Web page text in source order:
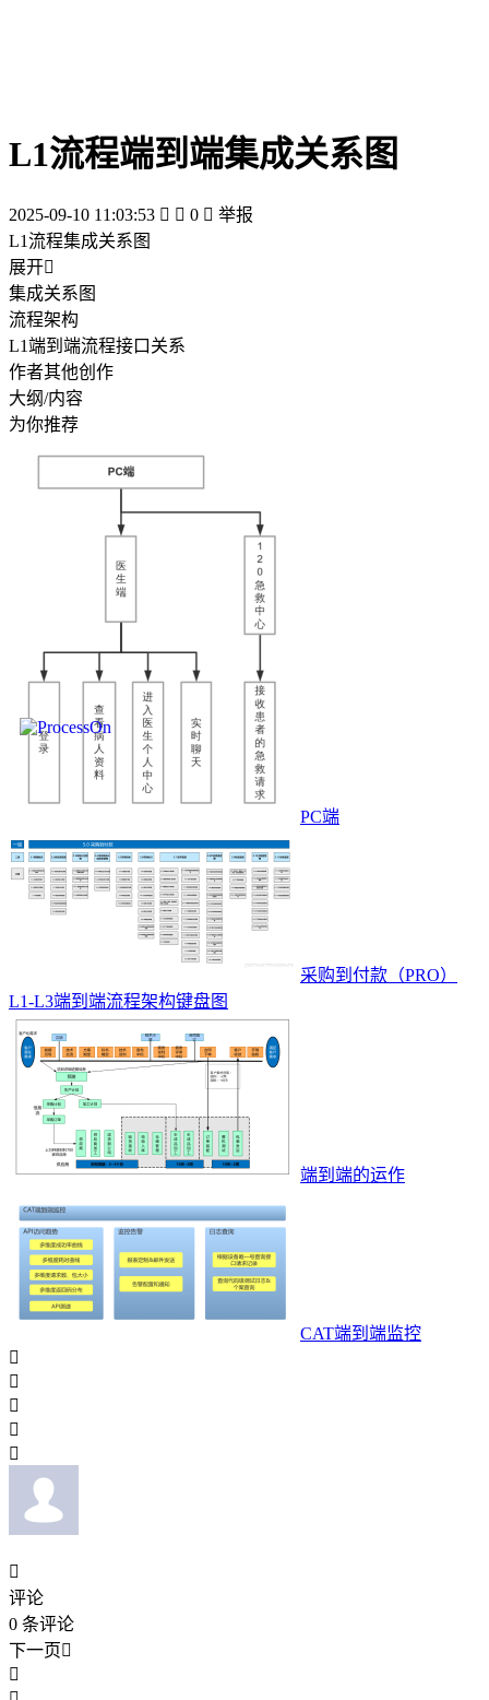
L1流程端到端集成关系图
2025-09-10 11:03:53   0  举报
L1流程集成关系图
展开
集成关系图
流程架构
L1端到端流程接口关系
作者其他创作
大纲/内容
为你推荐
PC端
采购到付款（PRO）
L1-L3端到端流程架构键盘图
端到端的运作
CAT端到端监控






评论
0 条评论
下一页
